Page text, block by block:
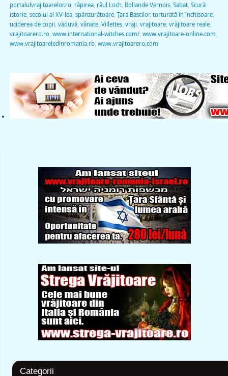
portalulvrajitoarelor.ro, răpirea, râul Loch Rollande Vernois, Sabat, Scură
istorie, secolul al XV-lea, spânzurătoare, Ţara Bascilor, torturată în închisoare,
uciderea de copii văduvă, vânate, Villettes, vraji vrajitoare, vrăjitoare reale,
vrajitoarero.ro, www.international-witches.com/, www.vrajitoare-online.com
www.vrajitoareledinromania.ro, www.vrajitoarero.com
Categorii